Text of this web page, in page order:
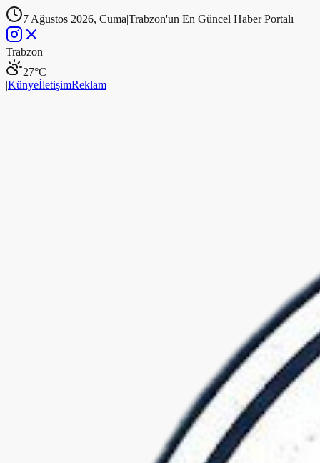
7 Ağustos 2026, Cuma|Trabzon'un En Güncel Haber Portalı
Trabzon
27°C
|KünyeİletişimReklam